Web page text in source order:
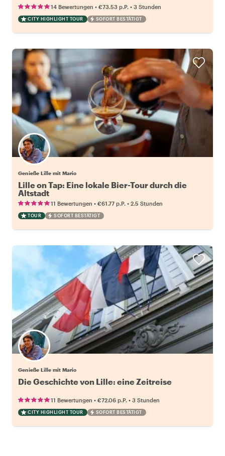
14 Bewertungen • €73.53 p.P. • 3 Stunden
CITY HIGHLIGHT TOUR SOFORT BESTÄTIGT
Genieße Lille mit Mario
Lille on Tap: Eine lokale Bier-Tour durch die
Altstadt
11 Bewertungen • €61.77 p.P. • 2.5 Stunden
TOUR SOFORT BESTÄTIGT
Genieße Lille mit Mario
Die Geschichte von Lille: eine Zeitreise
11 Bewertungen • €72.06 p.P. • 3 Stunden
CITY HIGHLIGHT TOUR SOFORT BESTÄTIGT